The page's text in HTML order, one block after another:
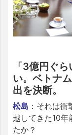
「3億円ぐ
い。ベトナ
出を決断。
松島 ：それは
越してきた10年
たか？